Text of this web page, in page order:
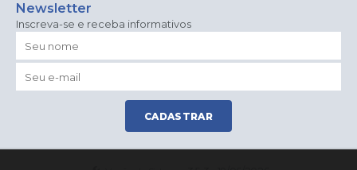
Newsletter
Inscreva-se e receba informativos
CADASTRAR